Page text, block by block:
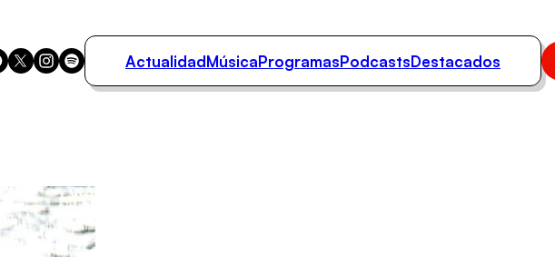
ActualidadMúsicaProgramasPodcastsDestacados